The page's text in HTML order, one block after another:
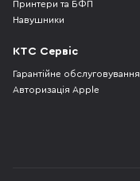
Принтери та БФП
Навушники
КТС Сервіс
Гарантійне обслуговування
Авторизація Apple